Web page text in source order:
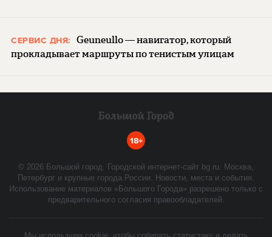
СЕРВИС ДНЯ:
Geuneullo — навигатор, который
прокладывает маршруты по тенистым улицам
18+
© 2026 Большой город. Городской интернет-сайт bg.ru. Москва,
Петербург и крупные города России. Новости, места и события.
Использование материалов «Большого Города» разрешено только с
предварительного согласия правообладателей.